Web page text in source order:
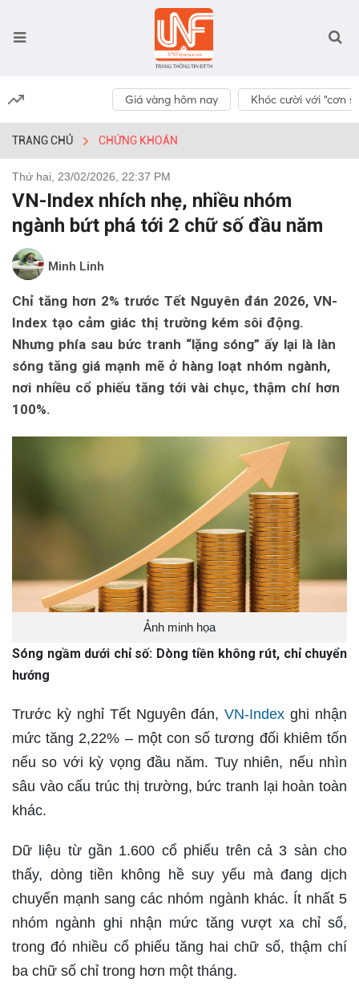
Giá vàng hôm nay Khóc cười với “cơn
TRANG CHỦ CHỨNG KHOÁN
Thứ hai, 23/02/2026, 22:37 PM
VN-Index nhích nhẹ, nhiều nhóm
ngành bứt phá tới 2 chữ số đầu năm
Minh Linh
Chỉ tăng hơn 2% trước Tết Nguyên đán 2026, VN-
Index tạo cảm giác thị trường kém sôi động.
Nhưng phía sau bức tranh “lặng sóng” ấy lại là làn
sóng tăng giá mạnh mẽ ở hàng loạt nhóm ngành,
nơi nhiều cổ phiếu tăng tới vài chục, thậm chí hơn
100%.
Ảnh minh họa
Sóng ngầm dưới chỉ số: Dòng tiền không rút, chỉ chuyển
hướng
Trước kỳ nghỉ Tết Nguyên đán,VN-Index ghi nhận
mức tăng 2,22% – một con số tương đối khiêm tốn
nếu so với kỳ vọng đầu năm. Tuy nhiên, nếu nhìn
sâu vào cấu trúc thị trường, bức tranh lại hoàn toàn
khác.
Dữ liệu từ gần 1.600 cổ phiếu trên cả 3 sàn cho
thấy, dòng tiền không hề suy yếu mà đang dịch
chuyển mạnh sang các nhóm ngành khác. Ít nhất 5
nhóm ngành ghi nhận mức tăng vượt xa chỉ số,
trong đó nhiều cổ phiếu tăng hai chữ số, thậm chí
ba chữ số chỉ trong hơn một tháng.